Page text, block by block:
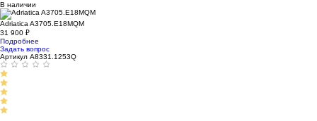
В наличии
Adriatica A3705.E18MQM
31 900 ₽
Подробнее
Задать вопрос
Артикул A8331.1253Q